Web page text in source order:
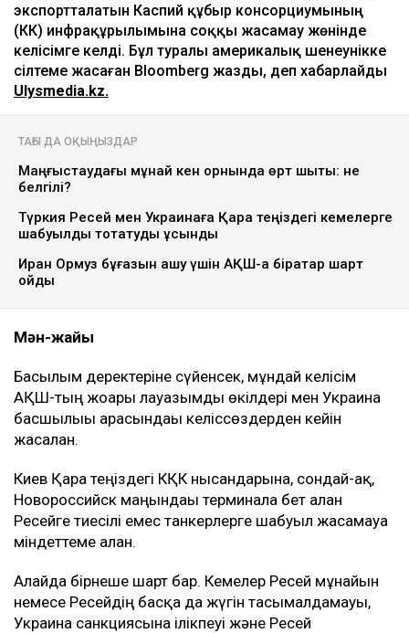
экспортталатын Каспий құбыр консорциумының
(КҚК) инфрақұрылымына соққы жасамау жөнінде
келісімге келді. Бұл туралы америкалық шенеунікке
сілтеме жасаған Bloomberg жазды, деп хабарлайды
Ulysmedia.kz.
ТАҒЫ ДА ОҚЫҢЫЗДАР
Маңғыстаудағы мұнай кен орнында өрт шықты: не
белгілі?
Түркия Ресей мен Украинаға Қара теңіздегі кемелерге
шабуылды тоқтатуды ұсынды
Иран Ормуз бұғазын ашу үшін АҚШ-қа бірқатар шарт
қойды
Мән-жайы
Басылым деректеріне сүйенсек, мұндай келісім
АҚШ-тың жоғары лауазымды өкілдері мен Украина
басшылығы арасындағы келіссөздерден кейін
жасалған.
Киев Қара теңіздегі КҚК нысандарына, сондай-ақ,
Новороссийск маңындағы терминалға бет алған
Ресейге тиесілі емес танкерлерге шабуыл жасамауға
міндеттеме алған.
Алайда бірнеше шарт бар. Кемелер Ресей мұнайын
немесе Ресейдің басқа да жүгін тасымалдамауы,
Украина санкциясына ілікпеуі және Ресей